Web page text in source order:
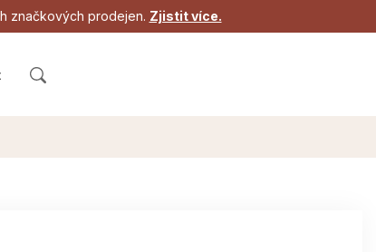
značkových prodejen. Zjistit více.